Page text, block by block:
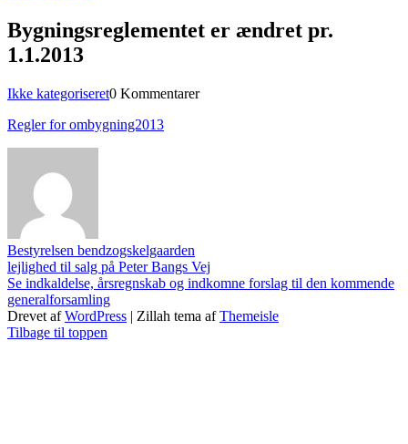
Bygningsreglementet er ændret pr.
1.1.2013
Kategorier
Ikke kategoriseret0 Kommentarer
Regler for ombygning2013
Bestyrelsen bendzogskelgaarden
Indlægsnavigation
lejlighed til salg på Peter Bangs Vej
Se indkaldelse, årsregnskab og indkomne forslag til den kommende
generalforsamling
Drevet afWordPress | Zillah tema afThemeisle
Tilbage til toppen